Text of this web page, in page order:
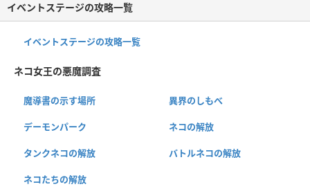
イベントステージの攻略一覧
イベントステージの攻略一覧
ネコ女王の悪魔調査
魔導書の示す場所 異界のしもべ
デーモンパーク ネコの解放
タンクネコの解放 バトルネコの解放
ネコたちの解放